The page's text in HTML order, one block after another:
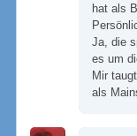
hat als
Ja, die
es um
Mir
als